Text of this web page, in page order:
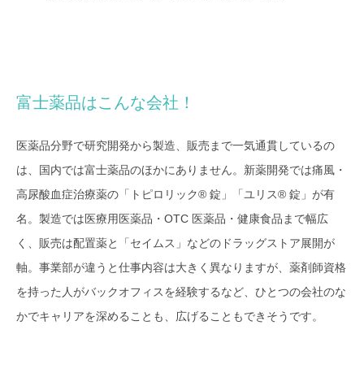
富士薬品はこんな会社！
医薬品分野で研究開発から製造、販売まで一気通貫しているの
は、国内では富士薬品のほかにありません。新薬開発では痛風・
高尿酸血症治療薬の「トピロリック® 錠」「ユリス® 錠」が有
名。製造では医療用医薬品・OTC 医薬品・健康食品まで幅広
く、販売は配置薬と「セイムス」などのドラッグストア展開が
軸。事業部が違うと仕事内容は大きく異なりますが、薬剤師資格
を持った人がバックオフィスを経験するなど、ひとつの会社のな
かでキャリアを深めることも、広げることもできそうです。